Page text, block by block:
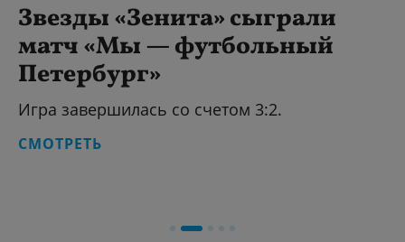
Звезды «Зенита» сыграли
матч «Мы — футбольный
Петербург»
Игра завершилась со счетом 3:2.
СМОТРЕТЬ